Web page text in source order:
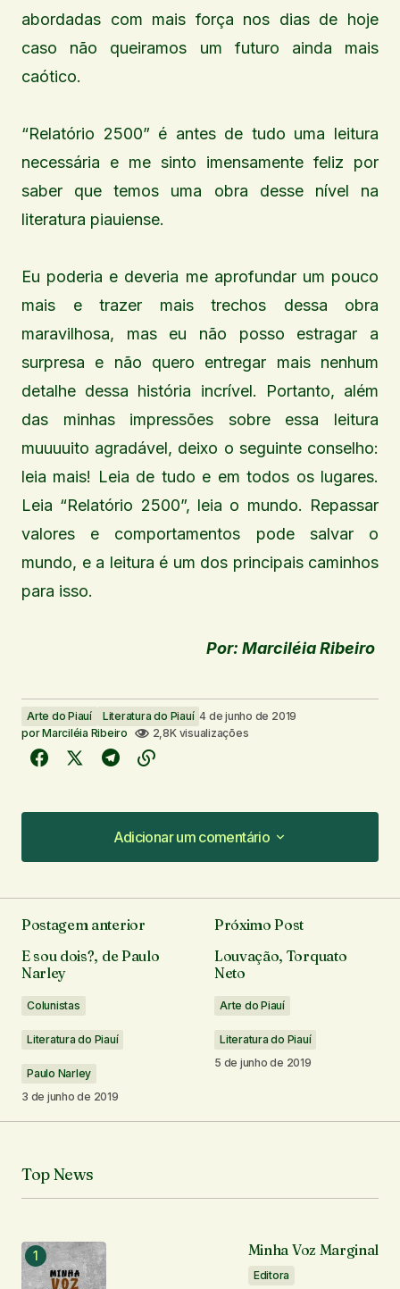
abordadas com mais força nos dias de hoje
caso não queiramos um futuro ainda mais
caótico.
“Relatório 2500” é antes de tudo uma leitura
necessária e me sinto imensamente feliz por
saber que temos uma obra desse nível na
literatura piauiense.
Eu poderia e deveria me aprofundar um pouco
mais e trazer mais trechos dessa obra
maravilhosa, mas eu não posso estragar a
surpresa e não quero entregar mais nenhum
detalhe dessa história incrível. Portanto, além
das minhas impressões sobre essa leitura
muuuuito agradável, deixo o seguinte conselho:
leia mais! Leia de tudo e em todos os lugares.
Leia “Relatório 2500”, leia o mundo. Repassar
valores e comportamentos pode salvar o
mundo, e a leitura é um dos principais caminhos
para isso.
Por: Marciléia Ribeiro
Arte do Piauí Literatura do Piauí 4 de junho de 2019
porMarciléia Ribeiro 2,8K visualizações
Adicionar um comentário
Adicionar um comentário
O seu endereço de e-mail não será publicado.
Campos obrigatórios são marcados com*
Comentário
Seu nome*
Seu e-mail
Notifique-me sobre novas publicações por e-mail.
Postagem anterior
E sou dois?, de Paulo
Narley
Colunistas
Literatura do Piauí
Paulo Narley
3 de junho de 2019
Próximo Post
Louvação, Torquato
Neto
Arte do Piauí
Literatura do Piauí
5 de junho de 2019
Top News
Minha Voz Marginal
Editora